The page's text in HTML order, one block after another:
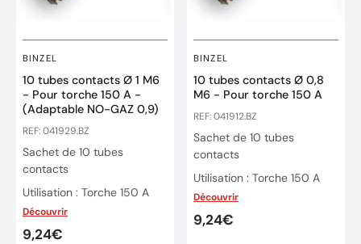
BINZEL
10 tubes contacts Ø 1 M6
- Pour torche 150 A -
(Adaptable NO-GAZ 0,9)
REF: 041929.BZ
Sachet de 10 tubes
contacts
Utilisation : Torche 150 A
Ø de Fil : 1mm ou 0,9 en No
Gaz
Découvrir
9,24€
BINZEL
10 tubes contacts Ø 0,8
M6 - Pour torche 150 A
REF: 041912.BZ
Sachet de 10 tubes
contacts
Utilisation : Torche 150 A
Ø de Fil : 0,8mm
Filetage: M6
Découvrir
9,24€